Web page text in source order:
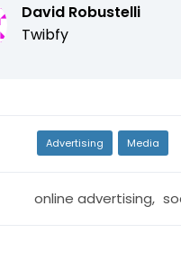
David Robustelli
Twibfy
Advertising Media
online advertising,